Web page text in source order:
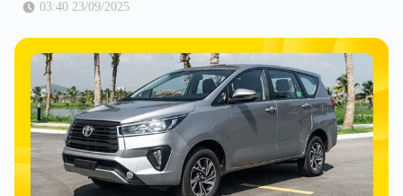
03:40 23/09/2025